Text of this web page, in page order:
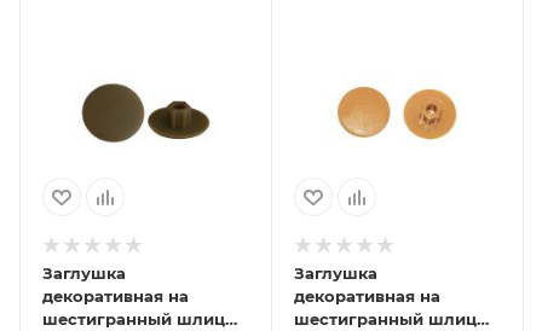
Заглушка
декоративная на
шестигранный шлиц
Заглушка
декоративная на
шестигранный шлиц